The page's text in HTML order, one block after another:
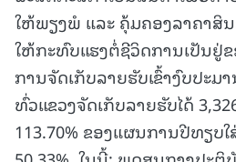
ໃຫ້ພຽງພໍ ແລະ ຄຸ້ມຄອງລາຄາສິ
ໃຫ້ກະທົບແຮງຕໍ່ຊີວິດການເປັນຢູ່
ການຈັດເກັບລາຍຮັບເຂົ້າງົບປະມ
ທົ່ວແຂວງຈັດເກັບລາຍຮັບໄດ້
113.70% ຂອງແຜນການປີທຽບ